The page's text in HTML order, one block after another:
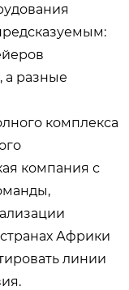
а разные
комплекса
компания с
Африки
линии